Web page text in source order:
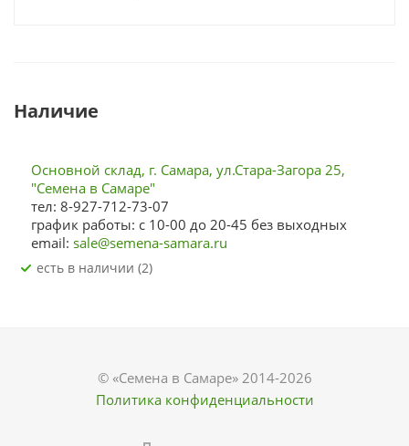
Наличие
Основной склад, г. Самара, ул.Стара-Загора 25,
"Семена в Самаре"
тел: 8-927-712-73-07
график работы: с 10-00 до 20-45 без выходных
email: sale@semena-samara.ru
Есть в наличии (2)
© «Семена в Самаре» 2014-2026
Политика конфиденциальности